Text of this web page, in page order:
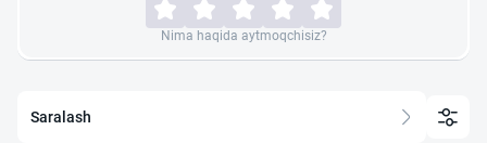
Nima haqida aytmoqchisiz?
Saralash